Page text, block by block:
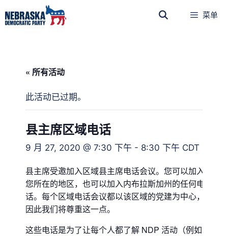
菜单
« 所有活动
此活动已过期。
县主席区域电话
9 月 27, 2020 @ 7:30 下午 - 8:30 下午 CDT
县主席受邀加入区域县主席电话会议。您可以加入
您所在的地区，也可以加入内布拉斯加州的任何电
话。每个区域电话会议都以该区域的党建为中心，
因此我们将尊重这一点。
这些电话是为了让每个人都了解 NDP 活动（例如